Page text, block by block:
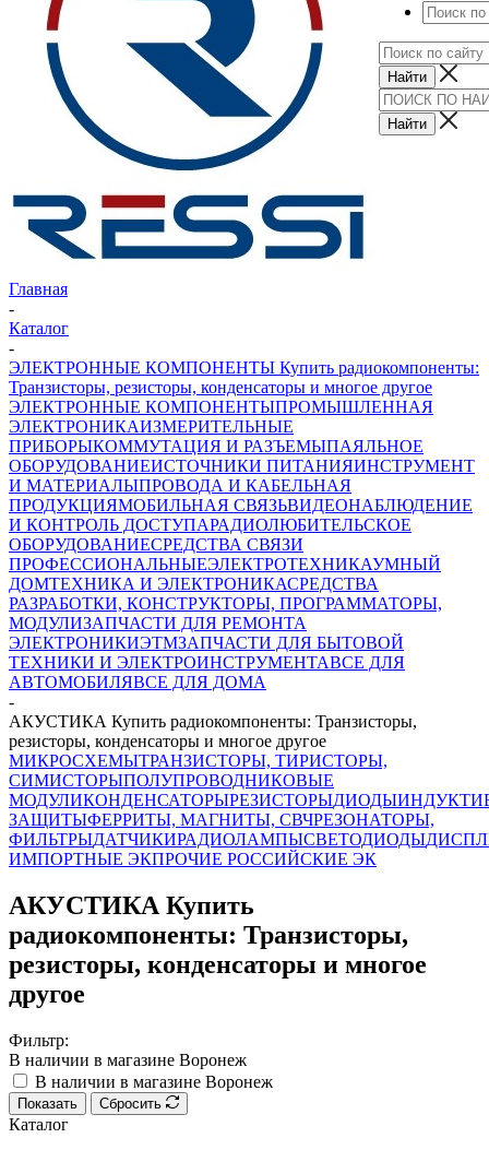
Главная
-
Каталог
-
ЭЛЕКТРОННЫЕ КОМПОНЕНТЫ Купить радиокомпоненты:
Транзисторы, резисторы, конденсаторы и многое другое
ЭЛЕКТРОННЫЕ КОМПОНЕНТЫПРОМЫШЛЕННАЯ
ЭЛЕКТРОНИКАИЗМЕРИТЕЛЬНЫЕ
ПРИБОРЫКОММУТАЦИЯ И РАЗЪЕМЫПАЯЛЬНОЕ
ОБОРУДОВАНИЕИСТОЧНИКИ ПИТАНИЯИНСТРУМЕНТ
И МАТЕРИАЛЫПРОВОДА И КАБЕЛЬНАЯ
ПРОДУКЦИЯМОБИЛЬНАЯ СВЯЗЬВИДЕОНАБЛЮДЕНИЕ
И КОНТРОЛЬ ДОСТУПАРАДИОЛЮБИТЕЛЬСКОЕ
ОБОРУДОВАНИЕСРЕДСТВА СВЯЗИ
ПРОФЕССИОНАЛЬНЫЕЭЛЕКТРОТЕХНИКАУМНЫЙ
ДОМТЕХНИКА И ЭЛЕКТРОНИКАСРЕДСТВА
РАЗРАБОТКИ, КОНСТРУКТОРЫ, ПРОГРАММАТОРЫ,
МОДУЛИЗАПЧАСТИ ДЛЯ РЕМОНТА
ЭЛЕКТРОНИКИЭТМЗАПЧАСТИ ДЛЯ БЫТОВОЙ
ТЕХНИКИ И ЭЛЕКТРОИНСТРУМЕНТАВСЕ ДЛЯ
АВТОМОБИЛЯВСЕ ДЛЯ ДОМА
-
АКУСТИКА Купить радиокомпоненты: Транзисторы,
резисторы, конденсаторы и многое другое
МИКРОСХЕМЫТРАНЗИСТОРЫ, ТИРИСТОРЫ,
СИМИСТОРЫПОЛУПРОВОДНИКОВЫЕ
МОДУЛИКОНДЕНСАТОРЫРЕЗИСТОРЫДИОДЫ
ЗАЩИТЫФЕРРИТЫ, МАГНИТЫ, СВЧРЕЗОНАТОРЫ,
ФИЛЬТРЫДАТЧИКИРАДИОЛАМПЫСВЕТОДИОДЫ
ИМПОРТНЫЕ ЭКПРОЧИЕ РОССИЙСКИЕ ЭК
АКУСТИКА Купить
радиокомпоненты: Транзисторы,
резисторы, конденсаторы и многое
другое
Фильтр:
В наличии в магазине Воронеж
В наличии в магазине Воронеж
Показать Сбросить
Каталог